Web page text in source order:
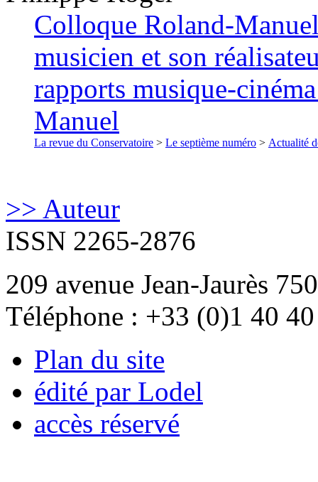
Colloque Roland-
musicien et son
rapports musique-
Manuel
La revue du Conservatoire > Le septième numéro > Actualité
>> Auteur
ISSN 2265-2876
209 avenue Jean-Jaurès
Téléphone : +33 (0)1 40
Plan du site
édité par Lodel
accès réservé